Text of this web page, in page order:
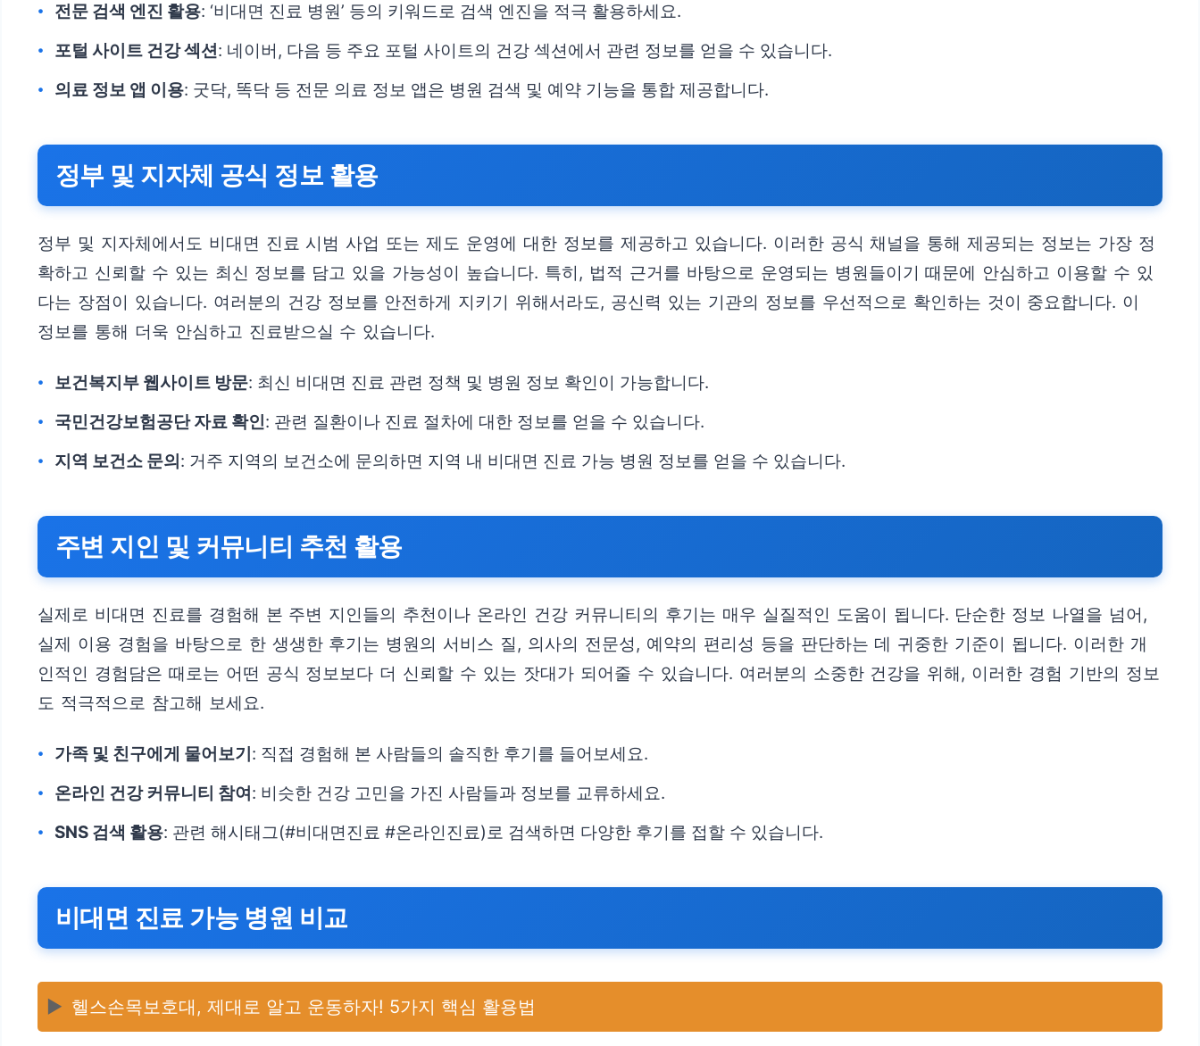
전문 검색 엔진 활용: ‘비대면 진료 병원’ 등의 키워드로 검색 엔진을 적극 활용하세요.
포털 사이트 건강 섹션: 네이버, 다음 등 주요 포털 사이트의 건강 섹션에서 관련 정보를 얻을 수 있습니다.
의료 정보 앱 이용: 굿닥, 똑닥 등 전문 의료 정보 앱은 병원 검색 및 예약 기능을 통합 제공합니다.
정부 및 지자체 공식 정보 활용
정부 및 지자체에서도 비대면 진료 시범 사업 또는 제도 운영에 대한 정보를 제공하고 있습니다. 이러한 공식 채널을 통해 제공되는 정보는 가장 정
확하고 신뢰할 수 있는 최신 정보를 담고 있을 가능성이 높습니다. 특히, 법적 근거를 바탕으로 운영되는 병원들이기 때문에 안심하고 이용할 수 있
다는 장점이 있습니다. 여러분의 건강 정보를 안전하게 지키기 위해서라도, 공신력 있는 기관의 정보를 우선적으로 확인하는 것이 중요합니다. 이
정보를 통해 더욱 안심하고 진료받으실 수 있습니다.
보건복지부 웹사이트 방문: 최신 비대면 진료 관련 정책 및 병원 정보 확인이 가능합니다.
국민건강보험공단 자료 확인: 관련 질환이나 진료 절차에 대한 정보를 얻을 수 있습니다.
지역 보건소 문의 : 거주 지역의 보건소에 문의하면 지역 내 비대면 진료 가능 병원 정보를 얻을 수 있습니다.
주변 지인 및 커뮤니티 추천 활용
실제로 비대면 진료를 경험해 본 주변 지인들의 추천이나 온라인 건강 커뮤니티의 후기는 매우 실질적인 도움이 됩니다. 단순한 정보 나열을 넘어,
실제 이용 경험을 바탕으로 한 생생한 후기는 병원의 서비스 질, 의사의 전문성, 예약의 편리성 등을 판단하는 데 귀중한 기준이 됩니다. 이러한 개
인적인 경험담은 때로는 어떤 공식 정보보다 더 신뢰할 수 있는 잣대가 되어줄 수 있습니다. 여러분의 소중한 건강을 위해, 이러한 경험 기반의 정보
도 적극적으로 참고해 보세요.
가족 및 친구에게 물어보기 : 직접 경험해 본 사람들의 솔직한 후기를 들어보세요.
온라인 건강 커뮤니티 참여 : 비슷한 건강 고민을 가진 사람들과 정보를 교류하세요.
SNS 검색 활용: 관련 해시태그(#비대면진료 #온라인진료)로 검색하면 다양한 후기를 접할 수 있습니다.
비대면 진료 가능 병원 비교
▶️ 헬스손목보호대, 제대로 알고 운동하자! 5가지 핵심 활용법